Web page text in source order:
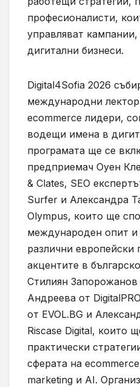
професионалисти,
управляват
дигитални бизнеси.
Digital4Sofia 2026
международни
ecommerce лидери,
водещи имена в
програмата ще се
предприемач Оуен
& Clates, SEO
Surfer и Александра
Olympus, които ще
международен опит
различни европейски
акцентите в
Стилиян
Андреева от
от EVOL.BG и
Riscase Digital, които
практически
сферата на
marketing и AI.